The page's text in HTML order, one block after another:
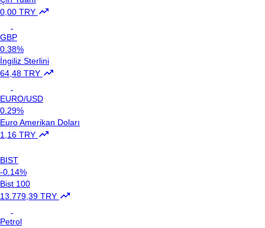
0,00 TRY
GBP
0.38%
İngiliz Sterlini
64,48 TRY
EURO/USD
0.29%
Euro Amerikan Doları
1,16 TRY
BIST
-0.14%
Bist 100
13.779,39 TRY
Petrol